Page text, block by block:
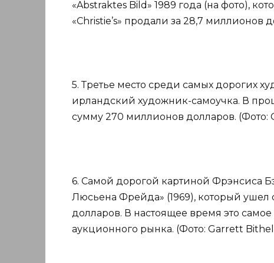
«Abstraktes Bild» 1989 года (на фото),
«Christie’s» продали за 28,7 миллионов
5. Третье место среди самых дорогих
ирландский художник-самоучка. В
сумму 270 миллионов долларов. (Фото:
6. Самой дорогой картиной Фрэнсиса
Люсьена Фрейда» (1969), который ушел
долларов. В настоящее время это
аукционного рынка. (Фото: Garrett